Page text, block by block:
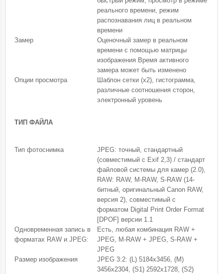
реального времени, режим
распознавания лиц в реальном
времени
Замер
Оценочный замер в реальном
времени с помощью матрицы
изображения Время активного
замера может быть изменено
Опции просмотра
Шаблон сетки (x2), гистограмма,
различные соотношения сторон,
электронный уровень
ТИП ФАЙЛА
Тип фотоснимка
JPEG: точный, стандартный
(совместимый с Exif 2,3) / стандарт
файловой системы для камер (2.0),
RAW: RAW, M-RAW, S-RAW (14-
битный, оригинальный Canon RAW,
версия 2), совместимый с
форматом Digital Print Order Format
[DPOF] версии 1.1
Одновременная запись в
форматах RAW и JPEG:
Есть, любая комбинация RAW +
JPEG, M-RAW + JPEG, S-RAW +
JPEG
Размер изображения
JPEG 3:2: (L) 5184x3456, (M)
3456x2304, (S1) 2592x1728, (S2)